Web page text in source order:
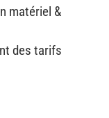
matériel &
des tarifs